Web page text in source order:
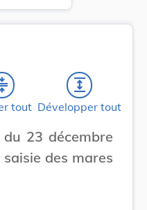
tout
expand
Développer tout
23 décembre
des mares